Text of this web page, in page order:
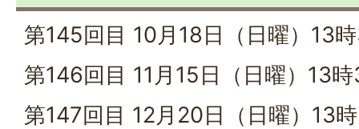
第145回目 10月18日（日曜）13
第146回目 11月15日（日曜）13
第147回目 12月20日（日曜）13